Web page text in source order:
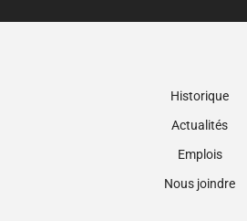
Historique
Actualités
Emplois
Nous joindre